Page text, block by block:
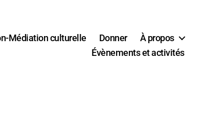
Médiation culturelle Donner
À propos
Évènements et activités